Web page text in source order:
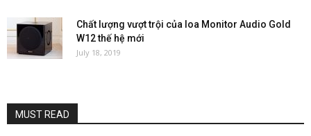
Chất lượng vượt trội của loa Monitor Audio Gold
W12 thế hệ mới
July 18, 2019
MUST READ